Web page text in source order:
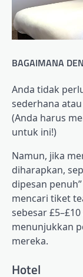
BAGAIMANA
Anda tidak
sederhana
(Anda harus
untuk ini!)
Namun, jika
diharapkan,
dipesan
mencari tiket
sebesar
menunjukkan
mereka.
Hotel